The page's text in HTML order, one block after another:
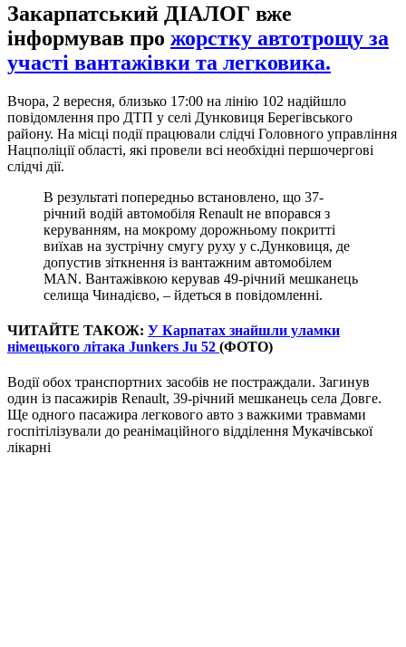
Закарпатський ДІАЛОГ вже
інформував про жорстку автотрощу за
участі вантажівки та легковика.
Вчора, 2 вересня, близько 17:00 на лінію 102 надійшло
повідомлення про ДТП у селі Дунковиця Берегівського
району. На місці події працювали слідчі Головного управління
Нацполіції області, які провели всі необхідні першочергові
слідчі дії.
В результаті попередньо встановлено, що 37-
річний водій автомобіля Renault не впорався з
керуванням, на мокрому дорожньому покритті
виїхав на зустрічну смугу руху у с.Дунковиця, де
допустив зіткнення із вантажним автомобілем
MAN. Вантажівкою керував 49-річний мешканець
селища Чинадієво, – йдеться в повідомленні.
ЧИТАЙТЕ ТАКОЖ: У Карпатах знайшли уламки
німецького літака Junkers Ju 52 (ФОТО)
Водії обох транспортних засобів не постраждали. Загинув
один із пасажирів Renault, 39-річний мешканець села Довге.
Ще одного пасажира легкового авто з важкими травмами
госпітілізували до реанімаційного відділення Мукачівської
лікарні